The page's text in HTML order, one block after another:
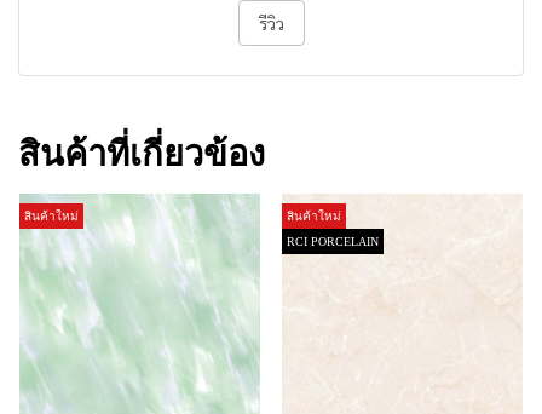
รีวิว
สินค้าที่เกี่ยวข้อง
สินค้าใหม่
สินค้าใหม่
RCI PORCELAIN